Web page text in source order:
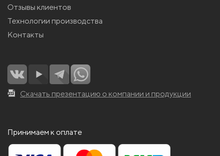
Отзывы клиентов
Технологии производства
Контакты
Скачать презентацию о компании и продукции
Принимаем к оплате